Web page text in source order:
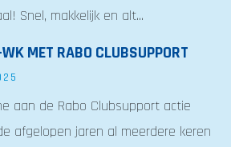
Snel, makkelijk en alt...
MET RABO CLUBSUPPORT
aan de Rabo Clubsupport actie
afgelopen jaren al meerdere keren